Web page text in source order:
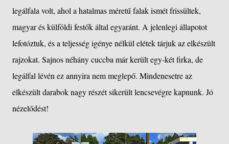
legálfala volt, ahol a hatalmas méretű falak ismét frissültek,
magyar és külföldi festők által egyaránt. A jelenlegi állapotot
lefotóztuk, és a teljesség igénye nélkül elétek tárjuk az elkészült
rajzokat. Sajnos néhány cuccba már került egy-két firka, de
legálfal lévén ez annyira nem meglepő. Mindenesetre az
elkészült darabok nagy részét sikerült lencsevégre kapnunk. Jó
nézelődést!